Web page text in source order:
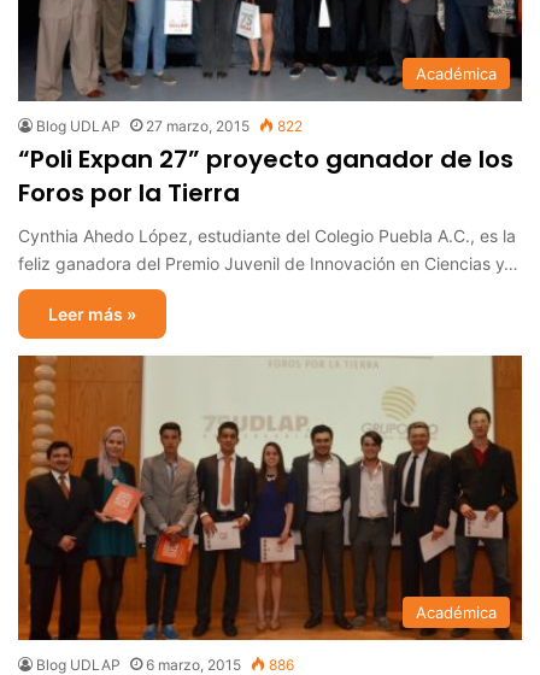
Académica
Blog UDLAP 27 marzo, 2015 822
“Poli Expan 27” proyecto ganador de los
Foros por la Tierra
Cynthia Ahedo López, estudiante del Colegio Puebla A.C., es la
feliz ganadora del Premio Juvenil de Innovación en Ciencias y…
Leer más »
Académica
Blog UDLAP 6 marzo, 2015 886